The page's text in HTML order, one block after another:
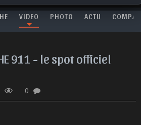
VIDEO PHOTO ACTU
911 - le spot officiel
0